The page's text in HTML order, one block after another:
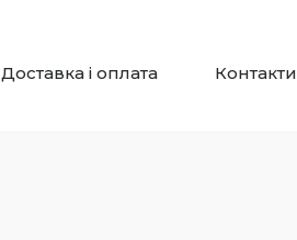
Доставка і оплата Контакти